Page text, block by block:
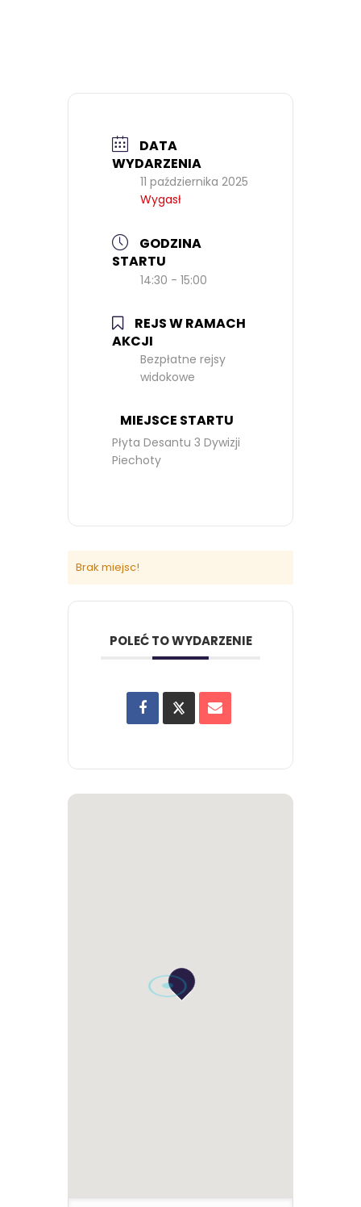
DATA
WYDARZENIA
11 października 2025
Wygasł
GODZINA
STARTU
14:30 - 15:00
REJS W RAMACH
AKCJI
Bezpłatne rejsy
widokowe
MIEJSCE STARTU
Płyta Desantu 3 Dywizji
Piechoty
Brak miejsc!
POLEĆ TO WYDARZENIE